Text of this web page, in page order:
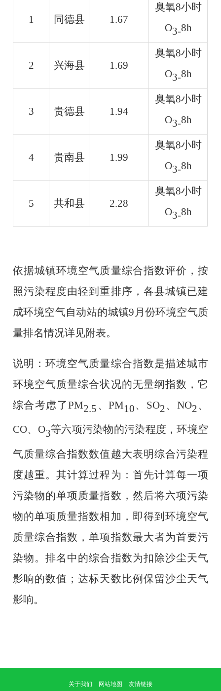
1 同德县 1.67
臭氧8小时
O3-8h
2 兴海县 1.69
臭氧8小时
O3-8h
3 贵德县 1.94
臭氧8小时
O3-8h
4 贵南县 1.99
臭氧8小时
O3-8h
5 共和县 2.28
臭氧8小时
O3-8h
依据城镇环境空气质量综合指数评价，按
照污染程度由轻到重排序，各县城镇已建
成环境空气自动站的城镇9 月份环境空气质
量排名情况详见附表。
说明：环境空气质量综合指数是描述城市
环境空气质量综合状况的无量纲指数，它
综合考虑了PM2.5 、 PM10、 SO2、 NO2、
CO、O3等六项污染物的污染程度，环境空
气质量综合指数数值越大表明综合污染程
度越重。其计算过程为：首先计算每一项
污染物的单项质量指数，然后将六项污染
物的单项质量指数相加，即得到环境空气
质量综合指数，单项指数最大者为首要污
染物。排名中的综合指数为扣除沙尘天气
影响的数值；达标天数比例保留沙尘天气
影响。
关于我们 网站地图 友情链接